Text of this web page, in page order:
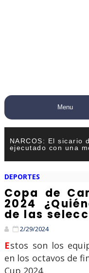
NARCOS: El sicario
ejecutado con una
DEPORTES
Copa de
2024
de las
2/29/2024
Estos son los equipos de la que se enfrentarán
en los octavos de
Cup 2024